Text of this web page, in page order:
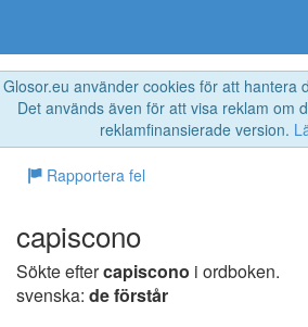
Glosor.eu använder cookies för att hantera
Det används även för att visa reklam om
reklamfinansierade version.
Rapportera fel
capiscono
Sökte eftercapiscono i ordboken.
svenska: de förstår